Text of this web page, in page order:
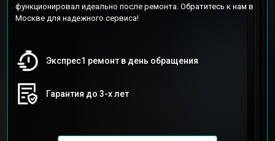
функционировал идеально после ремонта. Обратитесь к нам в
Москве для надежного сервиса!
Экспрес1 ремонт в день обращения
Гарантия до 3-х лет